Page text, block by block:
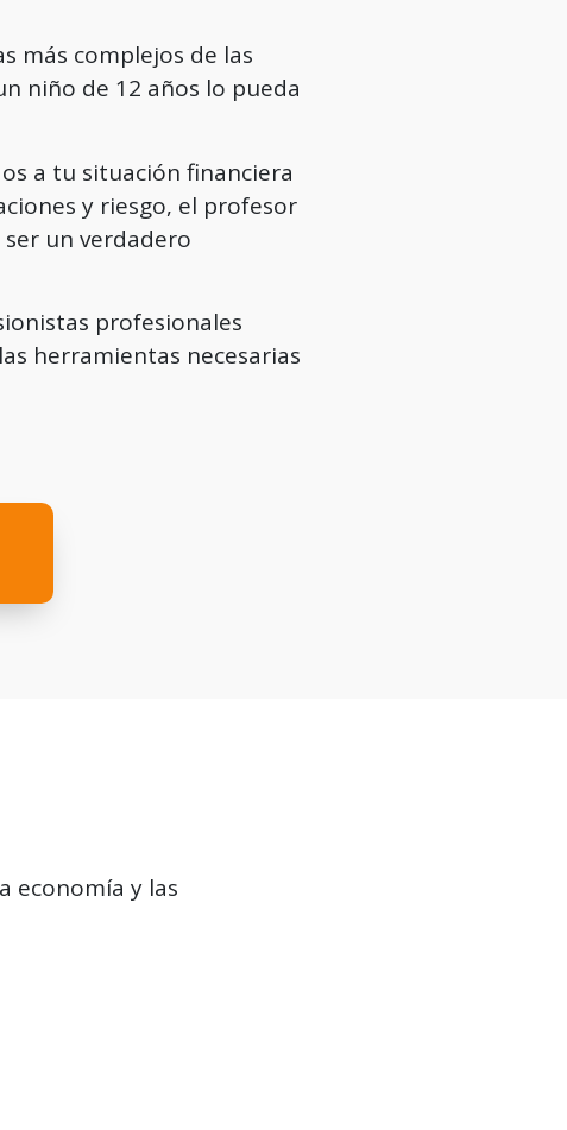
más complejos de las
niño de 12 años lo pueda
a tu situación financiera
y riesgo, el profesor
un verdadero
profesionales
herramientas necesarias
economía y las